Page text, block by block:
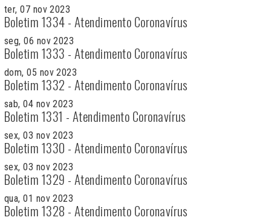
ter, 07 nov 2023
Boletim 1334 - Atendimento Coronavírus
seg, 06 nov 2023
Boletim 1333 - Atendimento Coronavírus
dom, 05 nov 2023
Boletim 1332 - Atendimento Coronavírus
sab, 04 nov 2023
Boletim 1331 - Atendimento Coronavírus
sex, 03 nov 2023
Boletim 1330 - Atendimento Coronavírus
sex, 03 nov 2023
Boletim 1329 - Atendimento Coronavírus
qua, 01 nov 2023
Boletim 1328 - Atendimento Coronavírus